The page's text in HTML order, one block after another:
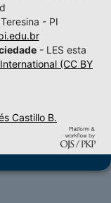
- PI
- LES esta
(CC BY
Castillo B.